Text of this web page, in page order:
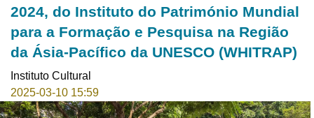
2024, do Instituto do Património Mundial
para a Formação e Pesquisa na Região
da Ásia-Pacífico da UNESCO (WHITRAP)
Instituto Cultural
2025-03-10 15:59